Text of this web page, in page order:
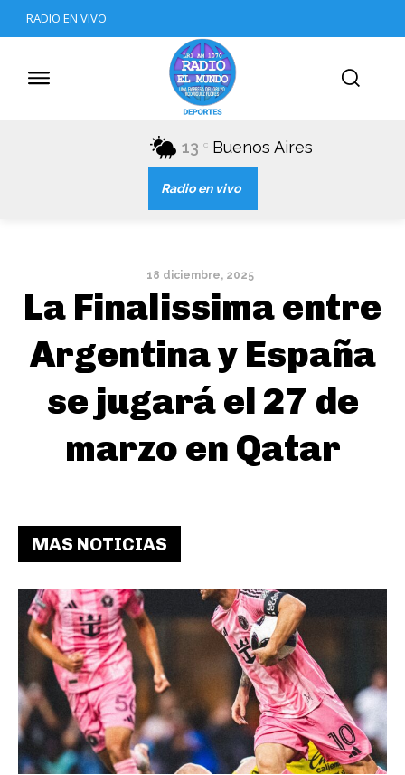
RADIO EN VIVO
13 C Buenos Aires
Radio en vivo
18 diciembre, 2025
La Finalissima entre
Argentina y España
se jugará el 27 de
marzo en Qatar
MAS NOTICIAS